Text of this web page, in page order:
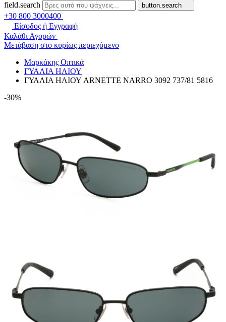
field.search button.search
+30 800 3000400
Είσοδος ή Εγγραφή
Καλάθι Αγορών
Μετάβαση στο κυρίως περιεχόμενο
Μαρκάκης Οπτικά
ΓΥΑΛΙΑ ΗΛΙΟΥ
ΓΥΑΛΙΑ ΗΛΙΟΥ ARNETTE NARRO 3092 737/81 5816
-30%